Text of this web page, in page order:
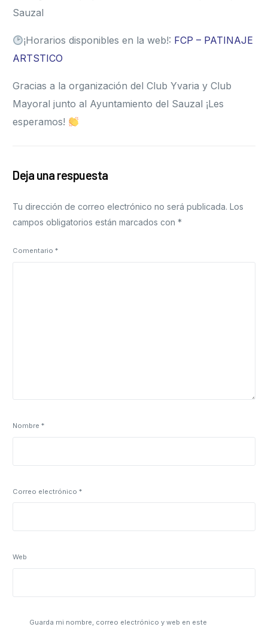
Sauzal
¡Horarios disponibles en la web!: FCP – PATINAJE
ARTSTICO
Gracias a la organización del Club Yvaria y Club
Mayoral junto al Ayuntamiento del Sauzal ¡Les
esperamos!
Deja una respuesta
Tu dirección de correo electrónico no será publicada. Los
campos obligatorios están marcados con*
Comentario*
Nombre*
Correo electrónico*
Web
Guarda mi nombre, correo electrónico y web en este